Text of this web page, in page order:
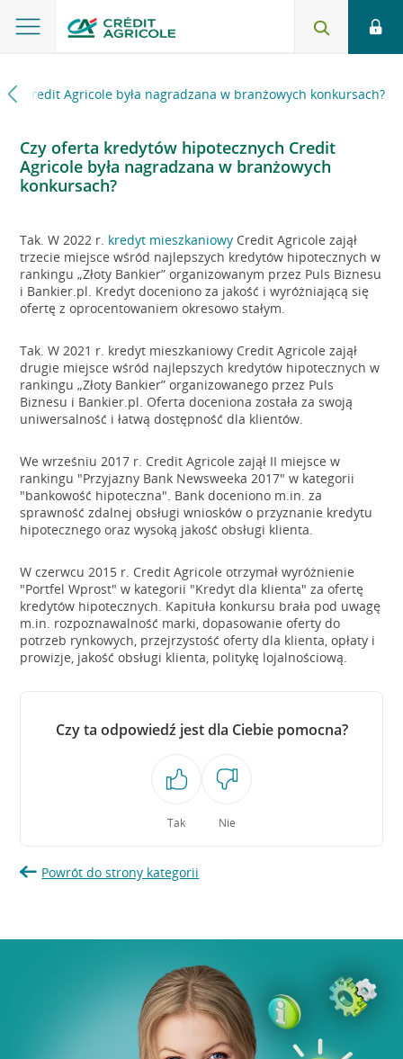
Credit Agricole była nagradzana w branżowych konkursach?
Czy oferta kredytów hipotecznych Credit
Agricole była nagradzana w branżowych
konkursach?
Tak. W 2022 r. kredyt mieszkaniowy Credit Agricole zajął
trzecie miejsce wśród najlepszych kredytów hipotecznych w
rankingu „Złoty Bankier” organizowanym przez Puls Biznesu
i Bankier.pl. Kredyt doceniono za jakość i wyróżniającą się
ofertę z oprocentowaniem okresowo stałym.
Tak. W 2021 r. kredyt mieszkaniowy Credit Agricole zajął
drugie miejsce wśród najlepszych kredytów hipotecznych w
rankingu „Złoty Bankier” organizowanego przez Puls
Biznesu i Bankier.pl. Oferta doceniona została za swoją
uniwersalność i łatwą dostępność dla klientów.
We wrześniu 2017 r. Credit Agricole zajął II miejsce w
rankingu "Przyjazny Bank Newsweeka 2017" w kategorii
"bankowość hipoteczna". Bank doceniono m.in. za
sprawność zdalnej obsługi wniosków o przyznanie kredytu
hipotecznego oraz wysoką jakość obsługi klienta.
W czerwcu 2015 r. Credit Agricole otrzymał wyróżnienie
"Portfel Wprost" w kategorii "Kredyt dla klienta" za ofertę
kredytów hipotecznych. Kapituła konkursu brała pod uwagę
m.in. rozpoznawalność marki, dopasowanie oferty do
potrzeb rynkowych, przejrzystość oferty dla klienta, opłaty i
prowizje, jakość obsługi klienta, politykę lojalnościową.
Czy ta odpowiedź jest dla Ciebie pomocna?
Tak Nie
Powrót do strony kategorii